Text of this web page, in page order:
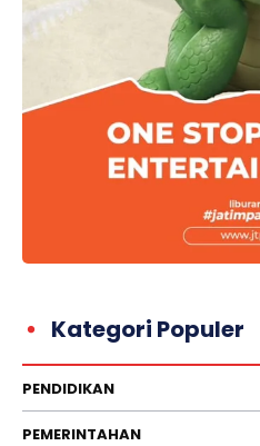
Kategori Populer
PENDIDIKAN
PEMERINTAHAN